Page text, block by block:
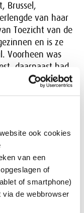
ook cookies
van een
of
of smartphone)
via de webbrowser
Brussel,
van haar
Toezicht van de
en is ze
Voorheen was
daarnaast had
de Stichting
Stichting